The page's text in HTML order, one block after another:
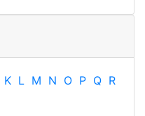
K L M N O P Q R